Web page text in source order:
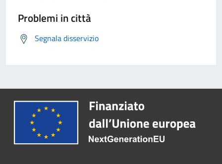
Problemi in città
Segnala disservizio